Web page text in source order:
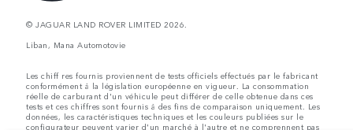
© JAGUAR LAND ROVER LIMITED 2026.
Liban, Mana Automotovie
Les chiff res fournis proviennent de tests officiels effectués par le fabricant
conformément å la législation européenne en vigueur. La consommation
réelle de carburant d'un véhicule peut différer de celle obtenue dans ces
tests et ces chiffres sont fournis å des fins de comparaison uniquement. Les
données, les caractéristiques techniques et les couleurs publiées sur le
configurateur peuvent varier d'un marché à l'autre et ne comprennent pas